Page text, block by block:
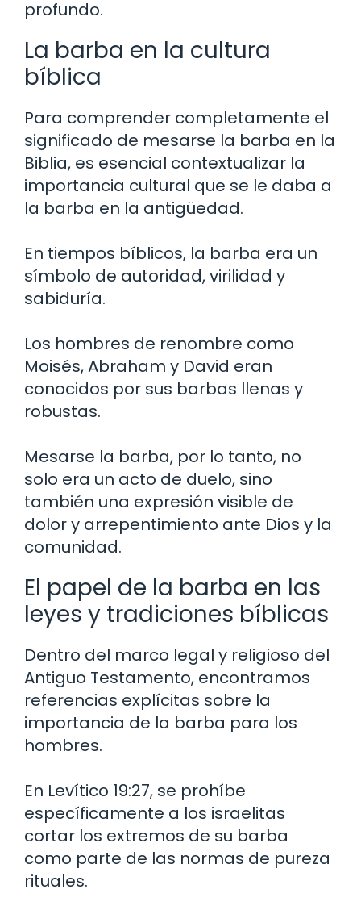
profundo.
La barba en la cultura
bíblica
Para comprender completamente el
significado de mesarse la barba en la
Biblia, es esencial contextualizar la
importancia cultural que se le daba a
la barba en la antigüedad.
En tiempos bíblicos, la barba era un
símbolo de autoridad, virilidad y
sabiduría.
Los hombres de renombre como
Moisés, Abraham y David eran
conocidos por sus barbas llenas y
robustas.
Mesarse la barba, por lo tanto, no
solo era un acto de duelo, sino
también una expresión visible de
dolor y arrepentimiento ante Dios y la
comunidad.
El papel de la barba en las
leyes y tradiciones bíblicas
Dentro del marco legal y religioso del
Antiguo Testamento, encontramos
referencias explícitas sobre la
importancia de la barba para los
hombres.
En Levítico 19:27, se prohíbe
específicamente a los israelitas
cortar los extremos de su barba
como parte de las normas de pureza
rituales.